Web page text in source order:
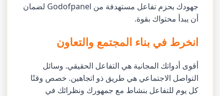
جهودك بحزم تفاعل مستهدفة من Godofpanel لضمان
أن يبدأ محتواك بقوة.
انخرط في بناء المجتمع والتعاون
أقوى أدواتك المجانية هي التفاعل الحقيقي. وسائل
التواصل الاجتماعي هي طريق ذو اتجاهين. خصص وقتًا
كل يوم للتفاعل بنشاط مع جمهورك ونظرائك في